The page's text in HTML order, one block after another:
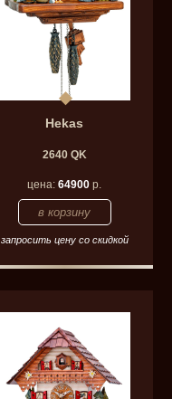
Hekas
2640 QK
цена:64900 р.
запросить цену со скидкой